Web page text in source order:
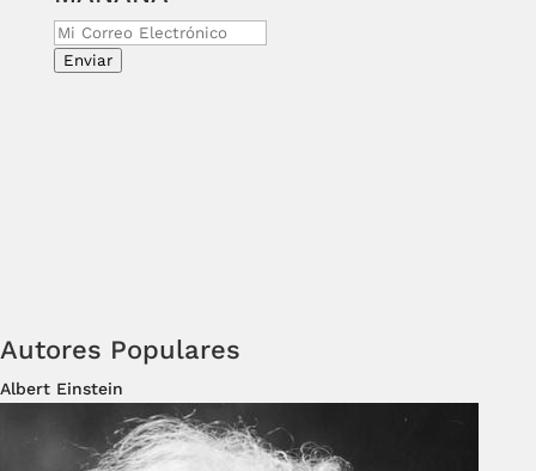
Enviar
Autores Populares
Albert Einstein